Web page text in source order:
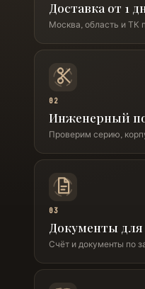
Доставка от 1
Москва, область и ТК
02
Инженерный
Проверим серию,
03
Документы для
Счёт и документы по